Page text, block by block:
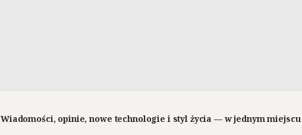
Wiadomości, opinie, nowe technologie i styl życia — w jednym miejscu